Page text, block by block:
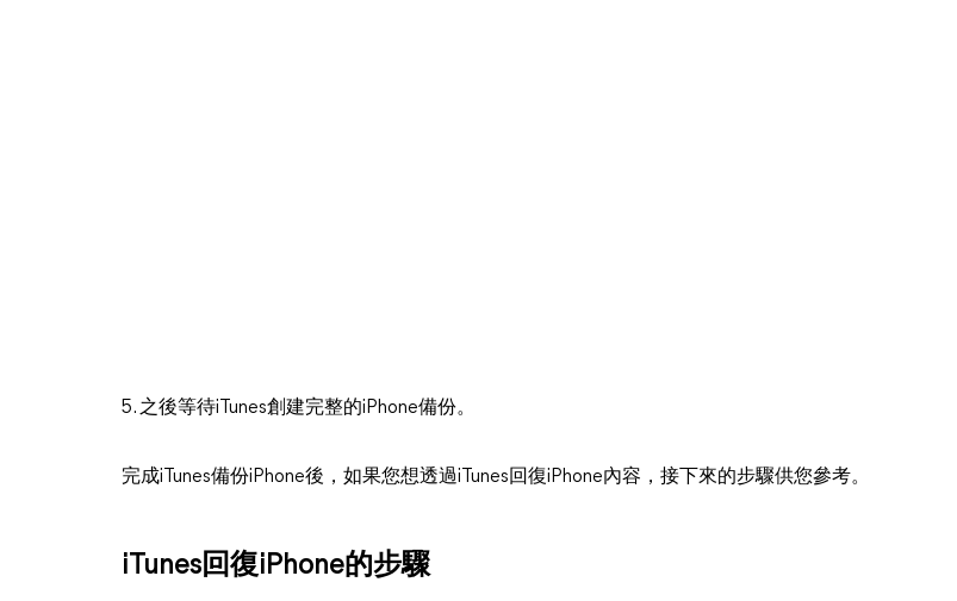
5. 之後等待iTunes創建完整的iPhone備份。
完成iTunes備份iPhone後，如果您想透過iTunes回復iPhone內容，接下來的步驟供您參考。
iTunes回復iPhone的步驟